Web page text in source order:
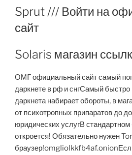
Sprut /// Войти на
сайт
Solaris магазин
ОМГ официальный сайт самый
даркнете в рф и снгСамый быстро
даркнета набирает обороты, в
от психотропных припаратов до
юридических услугВ
откроется! Обязательно нужен